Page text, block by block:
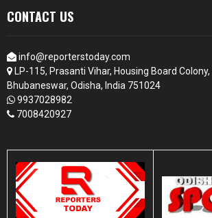
CONTACT US
info@reporterstoday.com
LP-115, Prasanti Vihar, Housing Board
Bhubaneswar, Odisha, India 751024
9937028982
7008420927